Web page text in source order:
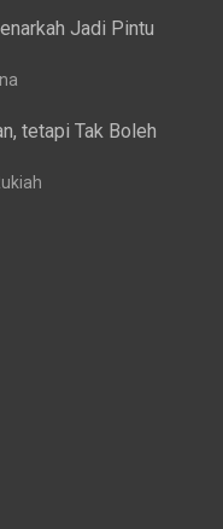
Jadi Pintu
tetapi Tak Boleh